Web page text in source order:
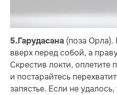
5.Гарудасана (поза
вверх перед собой, а
Скрестив локти,
и постарайтесь
запястье. Если не удалось,